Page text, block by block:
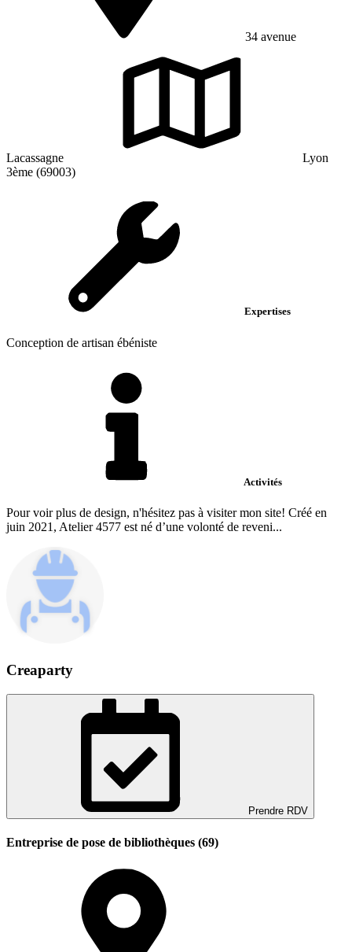
34 avenue
Lacassagne
Lyon
3ème (69003)
Expertises
Conception de artisan ébéniste
Activités
Pour voir plus de design, n'hésitez pas à visiter mon site! Créé en
juin 2021, Atelier 4577 est né d’une volonté de reveni...
Creaparty
Prendre RDV
Entreprise de pose de bibliothèques (69)